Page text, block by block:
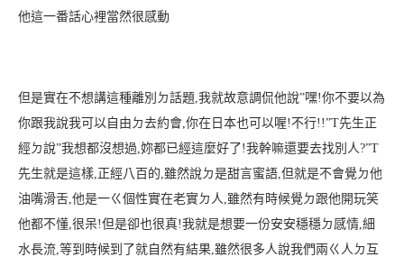
他這一番話心裡當然很感動
但是實在不想講這種離別ㄉ話題,我就故意調侃他說”嘿!你不要以為
你跟我說我可以自由ㄉ去約會,你在日本也可以喔!不行!!”T先生正
經ㄉ說”我想都沒想過,妳都已經這麼好了!我幹嘛還要去找別人?”T
先生就是這樣,正經八百的,雖然說ㄉ是甜言蜜語,但就是不會覺ㄉ他
油嘴滑舌,他是一ㄍ個性實在老實ㄉ人,雖然有時候覺ㄉ跟他開玩笑
他都不懂,很呆!但是卻也很真!我就是想要一份安安穩穩ㄉ感情,細
水長流,等到時候到了就自然有結果,雖然很多人說我們兩ㄍ人ㄉ互